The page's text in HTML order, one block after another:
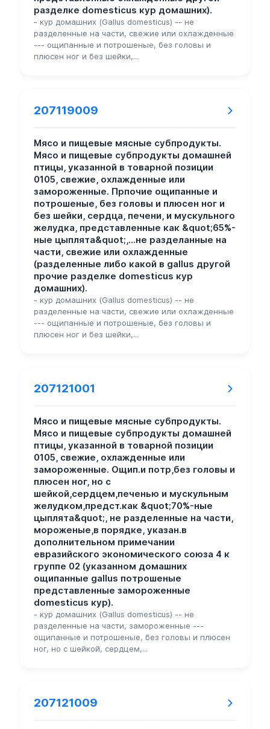
разделке domesticus кур домашних).
- кур домашних (Gallus domesticus) -- не
разделенные на части, свежие или охлажденные
--- ощипанные и потрошеные, без головы и
плюсен ног и без шейки,...
207119009
Мясо и пищевые мясные субпродукты.
Мясо и пищевые субпродукты домашней
птицы, указанной в товарной позиции
0105, свежие, охлажденные или
замороженные. Прпочие ощипанные и
потрошеные, без головы и плюсен ног и
без шейки, сердца, печени, и мускульного
желудка, представленные как &quot;65%-
ные цыплята&quot;,...не разделанные на
части, свежие или охлажденные
(разделенные либо какой в gallus другой
прочие разделке domesticus кур
домашних).
- кур домашних (Gallus domesticus) -- не
разделенные на части, свежие или охлажденные
--- ощипанные и потрошеные, без головы и
плюсен ног и без шейки,...
207121001
Мясо и пищевые мясные субпродукты.
Мясо и пищевые субпродукты домашней
птицы, указанной в товарной позиции
0105, свежие, охлажденные или
замороженные. Ощип.и потр,без головы и
плюсен ног, но с
шейкой,сердцем,печенью и мускульным
желудком,предст.как &quot;70%-ные
цыплята&quot;, не разделенные на части,
мороженые,в порядке, указан.в
дополнительном примечании
евразийского экономического союза 4 к
группе 02 (указанном домашних
ощипанные gallus потрошеные
представленные замороженные
domesticus кур).
- кур домашних (Gallus domesticus) -- не
разделенные на части, замороженные ---
ощипанные и потрошеные, без головы и плюсен
ног, но с шейкой, сердцем,...
207121009